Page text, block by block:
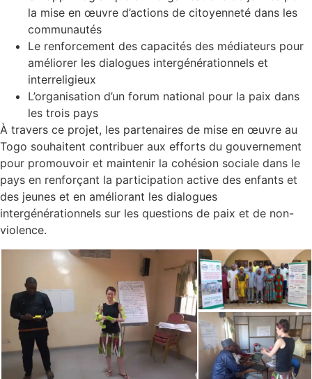
la mise en œuvre d’actions de citoyenneté dans les
communautés
Le renforcement des capacités des médiateurs pour
améliorer les dialogues intergénérationnels et
interreligieux
L’organisation d’un forum national pour la paix dans
les trois pays
À travers ce projet, les partenaires de mise en œuvre au
Togo souhaitent contribuer aux efforts du gouvernement
pour promouvoir et maintenir la cohésion sociale dans le
pays en renforçant la participation active des enfants et
des jeunes et en améliorant les dialogues
intergénérationnels sur les questions de paix et de non-
violence.